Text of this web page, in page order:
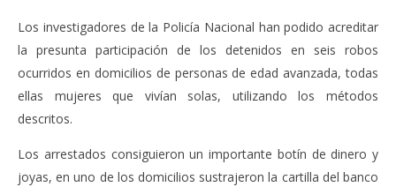
Los investigadores de la Policía Nacional han podido acreditar
la presunta participación de los detenidos en seis robos
ocurridos en domicilios de personas de edad avanzada, todas
ellas mujeres que vivían solas, utilizando los métodos
descritos.
Los arrestados consiguieron un importante botín de dinero y
joyas, en uno de los domicilios sustrajeron la cartilla del banco